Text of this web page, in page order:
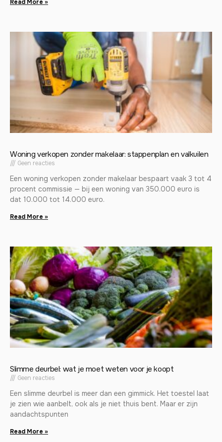
Read More »
Woning verkopen zonder makelaar: stappenplan en valkuilen
Geen reacties
Een woning verkopen zonder makelaar bespaart vaak 3 tot 4
procent commissie — bij een woning van 350.000 euro is
dat 10.000 tot 14.000 euro.
Read More »
Slimme deurbel: wat je moet weten voor je koopt
Geen reacties
Een slimme deurbel is meer dan een gimmick. Het toestel laat
je zien wie aanbelt, ook als je niet thuis bent. Maar er zijn
aandachtspunten
Read More »